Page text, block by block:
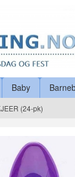
Baby
(24-pk)